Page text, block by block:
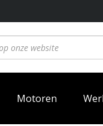
Motoren